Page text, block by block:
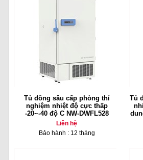
Tủ đông sâu cấp phòng thí
nghiệm nhiệt độ cực thấp
-20~-40 độ C NW-DWFL528
Liên hệ
Bảo hành : 12 tháng
Tủ